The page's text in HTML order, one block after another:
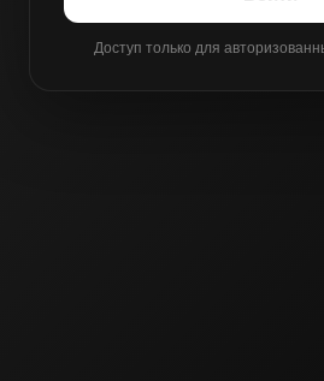
Доступ только для